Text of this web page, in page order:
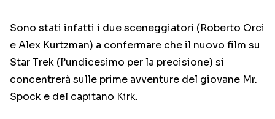
Sono stati infatti i due sceneggiatori (Roberto Orci
e Alex Kurtzman) a confermare che il nuovo film su
Star Trek (l’undicesimo per la precisione) si
concentrerà sulle prime avventure del giovane Mr.
Spock e del capitano Kirk.